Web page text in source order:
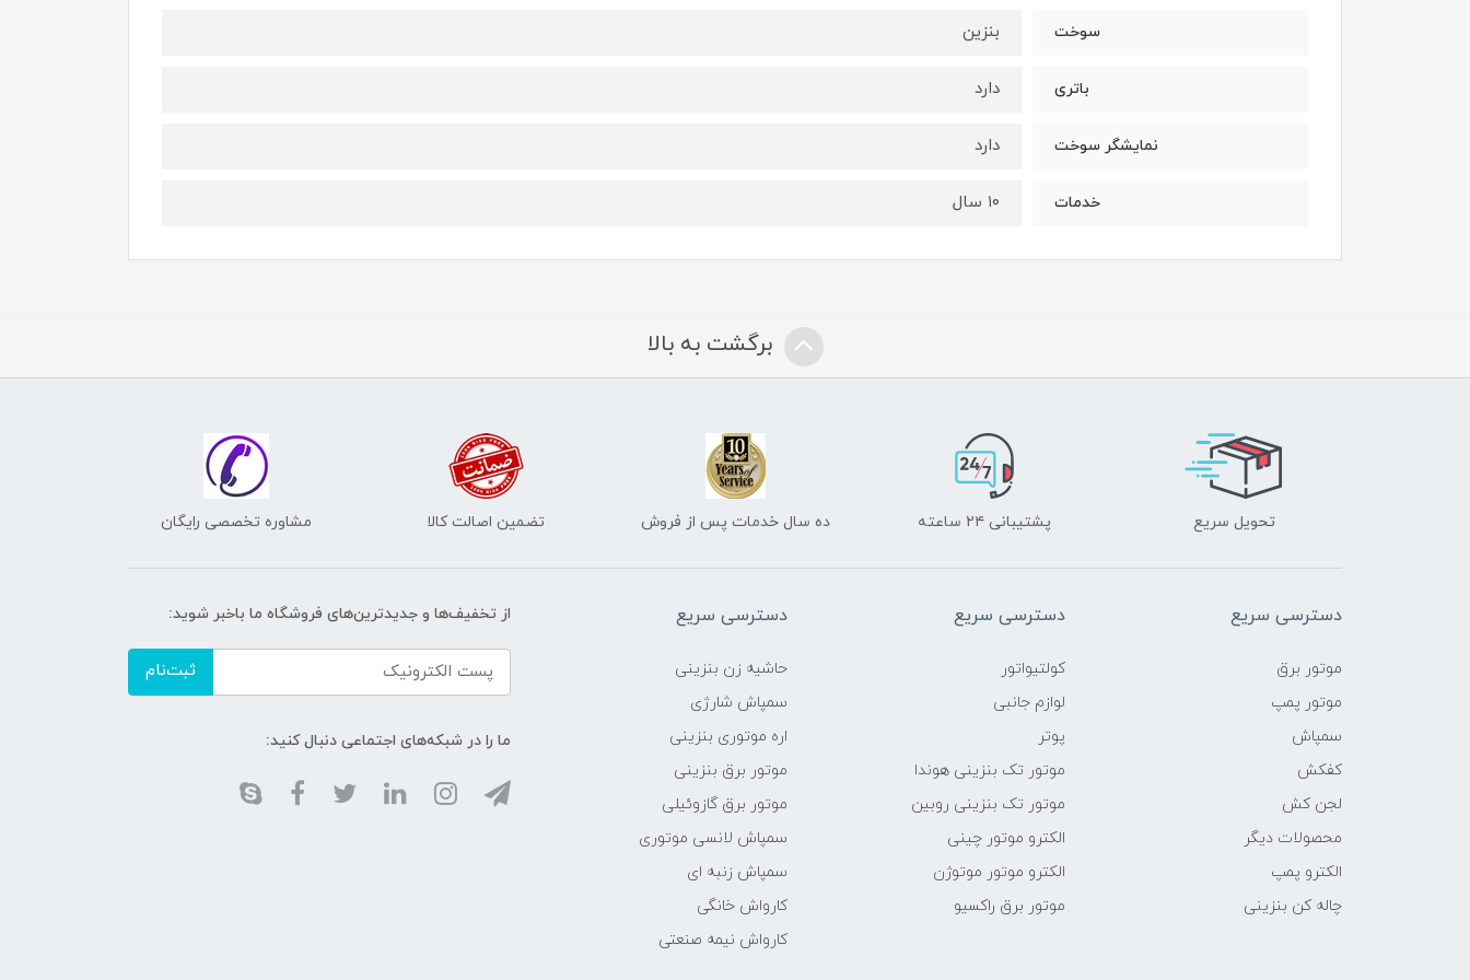
سوخت بنزین
باتری دارد
نمایشگر سوخت دارد
خدمات ۱۰ سال
برگشت به بالا
تحویل سریع پشتیبانی ۲۴ ساعته ده سال خدمات پس از فروش تضمین اصالت کالا مشاوره تخصصی رایگان
دسترسی سریع
موتور برق
موتور پمپ
سمپاش
کفکش
لجن کش
محصولات دیگر
الکترو پمپ
چاله کن بنزینی
دسترسی سریع
کولتیواتور
لوازم جانبی
پوتر
موتور تک بنزینی هوندا
موتور تک بنزینی روبین
الکترو موتور چینی
الکترو موتور موتوژن
موتور برق راکسیو
دسترسی سریع
حاشیه زن بنزینی
سمپاش شارژی
اره موتوری بنزینی
موتور برق بنزینی
موتور برق گازوئیلی
سمپاش لانسی موتوری
سمپاش زنبه ای
کارواش خانگی
کارواش نیمه صنعتی
از تخفیف‌ها و جدیدترین‌های فروشگاه ما باخبر شوید:
ثبت‌نام
ما را در شبکه‌های اجتماعی دنبال کنید: